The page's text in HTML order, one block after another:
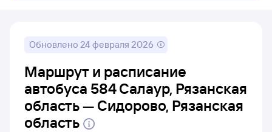
Обновлено 24 февраля 2026
Маршрут и расписание
автобуса 584 Салаур, Рязанская
область — Сидорово, Рязанская
область